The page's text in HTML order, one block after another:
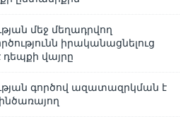
մեջ մեղադրվող
իրականացնելուց
դեպքի վայրը
գործով ազատազրկման է